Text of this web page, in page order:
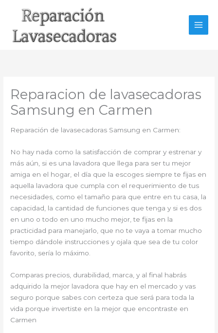
Reparacion de lavasecadoras
Samsung en Carmen
Reparación de lavasecadoras Samsung en Carmen:
No hay nada como la satisfacción de comprar y estrenar y
más aún, si es una lavadora que llega para ser tu mejor
amiga en el hogar, el día que la escoges siempre te fijas en
aquella lavadora que cumpla con el requerimiento de tus
necesidades, como el tamaño para que entre en tu casa, la
capacidad, la cantidad de funciones que tenga y si es dos
en uno o todo en uno mucho mejor, te fijas en la
practicidad para manejarlo, que no te vaya a tomar mucho
tiempo dándole instrucciones y ojala que sea de tu color
favorito, sería lo máximo.
Comparas precios, durabilidad, marca, y al final habrás
adquirido la mejor lavadora que hay en el mercado y vas
seguro porque sabes con certeza que será para toda la
vida porque invertiste en la mejor que encontraste en
Carmen